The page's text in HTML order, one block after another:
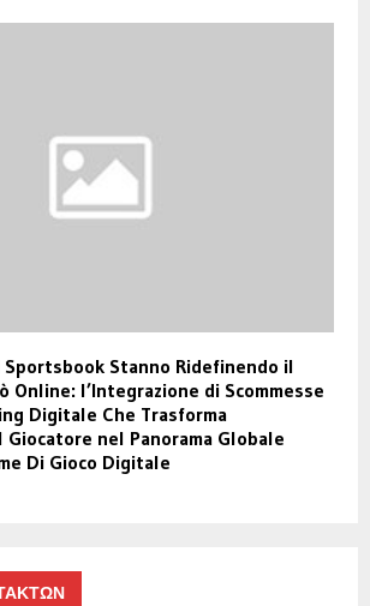
Sportsbook Stanno Ridefinendo il
Online: l’Integrazione di Scommesse
Digitale Che Trasforma
Giocatore nel Panorama Globale
Di Gioco Digitale